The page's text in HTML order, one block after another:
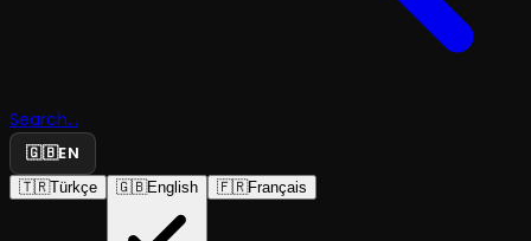
Search...
🇬🇧EN
🇹🇷Türkçe 🇬🇧English 🇫🇷Français